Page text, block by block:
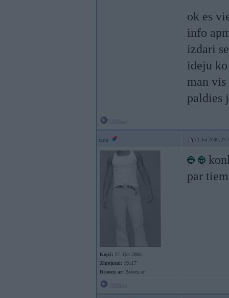
ok es
info
izdari
ideju
man
paldies
ozo 22. Jul 2009,
Kopš: 27. Oct 2005
Ziņojumi: 19117
Braucu ar: Braucu ar
par